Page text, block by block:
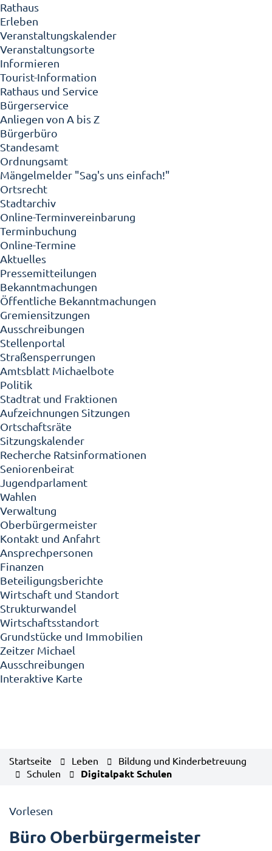
Rathaus
Erleben
Veranstaltungskalender
Veranstaltungsorte
Informieren
Tourist-Information
Rathaus und Service
Bürgerservice
Anliegen von A bis Z
Bürgerbüro
Standesamt
Ordnungsamt
Mängelmelder "Sag's uns einfach!"
Ortsrecht
Stadtarchiv
Online-Terminvereinbarung
Terminbuchung
Online-Termine
Aktuelles
Pressemitteilungen
Bekanntmachungen
Öffentliche Bekanntmachungen
Gremiensitzungen
Ausschreibungen
Stellenportal
Straßensperrungen
Amtsblatt Michaelbote
Politik
Stadtrat und Fraktionen
Aufzeichnungen Sitzungen
Ortschaftsräte
Sitzungskalender
Recherche Ratsinformationen
Seniorenbeirat
Jugendparlament
Wahlen
Verwaltung
Oberbürgermeister
Kontakt und Anfahrt
Ansprechpersonen
Finanzen
Beteiligungsberichte
Wirtschaft und Standort
Strukturwandel
Wirtschaftsstandort
Grundstücke und Immobilien
Zeitzer Michael
Ausschreibungen
Interaktive Karte
Startseite Leben
Bildung und Kinderbetreuung
Schulen
Digitalpakt Schulen
Vorlesen
Büro Oberbürgermeister